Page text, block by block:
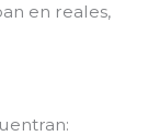
en reales,